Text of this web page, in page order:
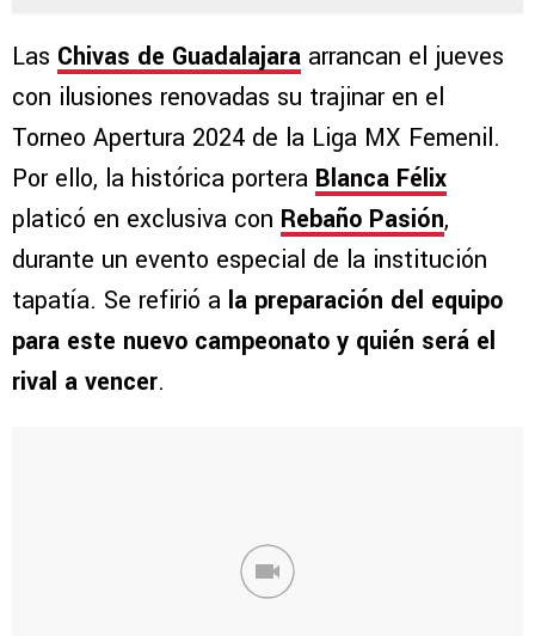
Las Chivas de Guadalajara arrancan el jueves
con ilusiones renovadas su trajinar en el
Torneo Apertura 2024 de la Liga MX Femenil.
Por ello, la histórica portera Blanca Félix
platicó en exclusiva con Rebaño Pasión,
durante un evento especial de la institución
tapatía. Se refirió a la preparación del equipo
para este nuevo campeonato y quién será el
rival a vencer.